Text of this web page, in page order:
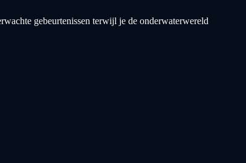
gebeurtenissen terwijl je de onderwaterwereld